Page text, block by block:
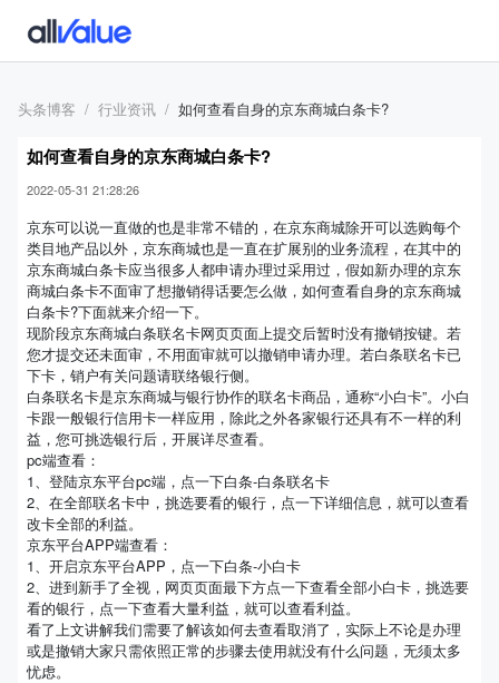
头条博客 行业资讯 如何查看自身的京东商城白条卡?
如何查看自身的京东商城白条卡?
2022-05-31 21:28:26
京东可以说一直做的也是非常不错的，在京东商城除开可以选购每个
类目地产品以外，京东商城也是一直在扩展别的业务流程，在其中的
京东商城白条卡应当很多人都申请办理过采用过，假如新办理的京东
商城白条卡不面审了想撤销得话要怎么做，如何查看自身的京东商城
白条卡?下面就来介绍一下。
现阶段京东商城白条联名卡网页页面上提交后暂时没有撤销按键。若
您才提交还未面审，不用面审就可以撤销申请办理。若白条联名卡已
下卡，销户有关问题请联络银行侧。
白条联名卡是京东商城与银行协作的联名卡商品，通称“小白卡”。小白
卡跟一般银行信用卡一样应用，除此之外各家银行还具有不一样的利
益，您可挑选银行后，开展详尽查看。
pc端查看：
1、登陆京东平台pc端，点一下白条-白条联名卡
2、在全部联名卡中，挑选要看的银行，点一下详细信息，就可以查看
改卡全部的利益。
京东平台APP端查看：
1、开启京东平台APP，点一下白条-小白卡
2、进到新手了全视，网页页面最下方点一下查看全部小白卡，挑选要
看的银行，点一下查看大量利益，就可以查看利益。
看了上文讲解我们需要了解该如何去查看取消了，实际上不论是办理
或是撤销大家只需依照正常的步骤去使用就没有什么问题，无须太多
忧虑。